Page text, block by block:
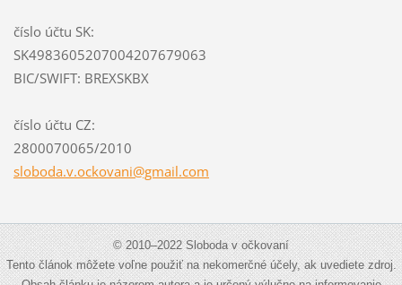
číslo účtu SK:
SK4983605207004207679063
BIC/SWIFT: BREXSKBX
číslo účtu CZ:
2800070065/2010
sloboda.v.ockovani@gmail.com
© 2010–2022 Sloboda v očkovaní
Tento článok môžete voľne použiť na nekomerčné účely, ak uvediete zdroj.